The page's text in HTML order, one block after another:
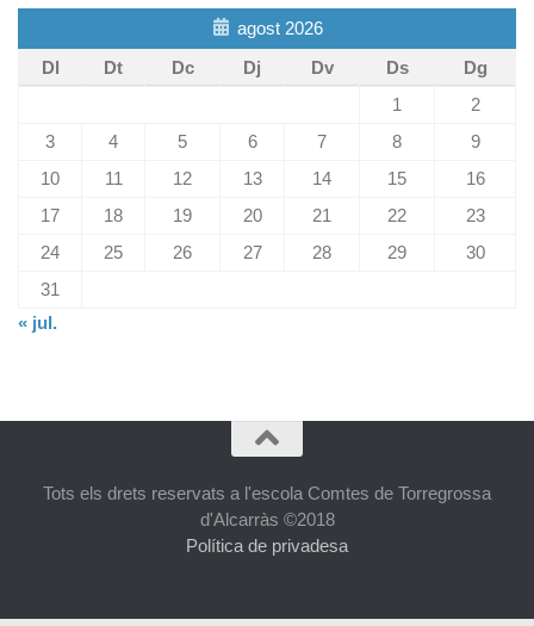
agost 2026
Dl
Dt Dc Dj Dv Ds
Dg
1
2
3
4 5 6 7 8
9
10
11 12 13 14 15
16
17
18 19 20 21 22
23
24
25 26 27 28 29
30
31
« jul.
Tots els drets reservats a l'escola Comtes de Torregrossa
d'Alcarràs ©2018
Política de privadesa